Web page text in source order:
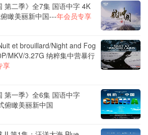
第二季》全7集 国语中字 4K
瞰美丽新中国---年会员专享
et brouillard/Night and Fog
MKV/3.27G 纳粹集中营暴行
享
第一季》全6集 国语中字
俯瞰美丽新中国